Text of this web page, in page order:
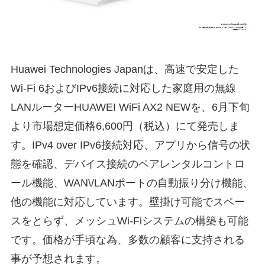
Huawei Technologies Japanは、高速で安定した
Wi-Fi 6およびIPv6接続に対応した家庭用の無線
LANルーターHUAWEI WiFi AX2 NEWを、6月下旬
より市場想定価格6,600円（税込）にて発売しま
す。IPv4 over IPv6接続対応、アプリから信号の状
態を確認、デバイス接続のペアレンタルコントロ
ール機能、WAN\/LANポートの自動振り分け機能、
他の機能に対応しています。壁掛け可能でスペー
スをとらず、メッシュWi-Fiシステムの構築も可能
です。価格が手頃な為、多数の顧客に支持される
事が予想されます。